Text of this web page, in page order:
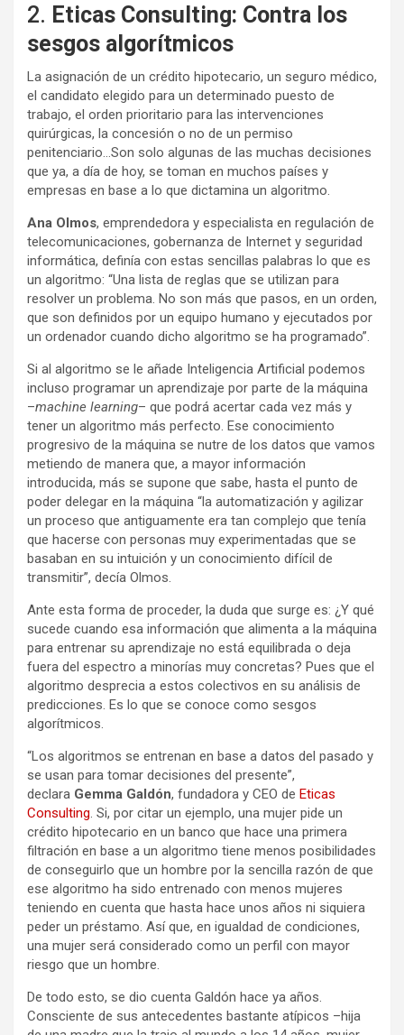
2. Eticas Consulting: Contra los
sesgos algorítmicos
La asignación de un crédito hipotecario, un seguro médico,
el candidato elegido para un determinado puesto de
trabajo, el orden prioritario para las intervenciones
quirúrgicas, la concesión o no de un permiso
penitenciario…Son solo algunas de las muchas decisiones
que ya, a día de hoy, se toman en muchos países y
empresas en base a lo que dictamina un algoritmo.
Ana Olmos, emprendedora y especialista en regulación de
telecomunicaciones, gobernanza de Internet y seguridad
informática, definía con estas sencillas palabras lo que es
un algoritmo: “Una lista de reglas que se utilizan para
resolver un problema. No son más que pasos, en un orden,
que son definidos por un equipo humano y ejecutados por
un ordenador cuando dicho algoritmo se ha programado”.
Si al algoritmo se le añade Inteligencia Artificial podemos
incluso programar un aprendizaje por parte de la máquina
–machine learning– que podrá acertar cada vez más y
tener un algoritmo más perfecto. Ese conocimiento
progresivo de la máquina se nutre de los datos que vamos
metiendo de manera que, a mayor información
introducida, más se supone que sabe, hasta el punto de
poder delegar en la máquina “la automatización y agilizar
un proceso que antiguamente era tan complejo que tenía
que hacerse con personas muy experimentadas que se
basaban en su intuición y un conocimiento difícil de
transmitir”, decía Olmos.
Ante esta forma de proceder, la duda que surge es: ¿Y qué
sucede cuando esa información que alimenta a la máquina
para entrenar su aprendizaje no está equilibrada o deja
fuera del espectro a minorías muy concretas? Pues que el
algoritmo desprecia a estos colectivos en su análisis de
predicciones. Es lo que se conoce como sesgos
algorítmicos.
“Los algoritmos se entrenan en base a datos del pasado y
se usan para tomar decisiones del presente”,
declara Gemma Galdón, fundadora y CEO de Eticas
Consulting. Si, por citar un ejemplo, una mujer pide un
crédito hipotecario en un banco que hace una primera
filtración en base a un algoritmo tiene menos posibilidades
de conseguirlo que un hombre por la sencilla razón de que
ese algoritmo ha sido entrenado con menos mujeres
teniendo en cuenta que hasta hace unos años ni siquiera
peder un préstamo. Así que, en igualdad de condiciones,
una mujer será considerado como un perfil con mayor
riesgo que un hombre.
De todo esto, se dio cuenta Galdón hace ya años.
Consciente de sus antecedentes bastante atípicos –hija